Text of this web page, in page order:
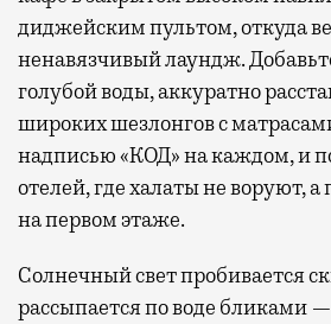
диджейским пультом, откуда
ненавязчивый лаундж.
голубой воды, аккуратно
широких шезлонгов с
надписью «КОД» на каждом, и
отелей, где халаты не воруют,
на первом этаже.
Солнечный свет пробивается
рассыпается по воде бликами